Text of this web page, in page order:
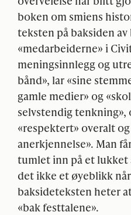
boken om smiens
teksten på baksiden
«medarbeiderne» i
meningsinnlegg og
bånd», lar «sine
gamle medier» og
selvstendig tenkning»,
«respektert» overalt
anerkjennelse». Man
tumlet inn på et
det ikke et øyeblikk
baksideteksten heter
«bak festtalene».